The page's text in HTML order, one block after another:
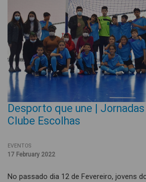
Desporto que une |
Clube Escolhas
EVENTOS
17 February 2022
No passado dia 12 de Fevereiro, jovens